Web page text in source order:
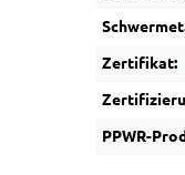
Zertifikat:
PPWR-